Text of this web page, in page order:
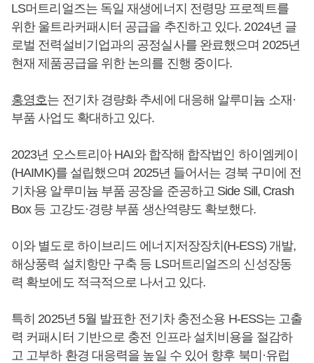
LS머트리얼즈는 독일 재생에너지 전령망 프로젝트를
위한 울트라커패시터 공급을 추진하고 있다. 2024년 글
로벌 전력설비기업과의 공정실사를 완료했으며 2025년
현재 제품공급을 위한 논의를 진행 중이다.
홍영호는 전기차 경량화 추세에 대응해 알루미늄 소재·
부품 사업도 확대하고 있다.
2023년 오스트리아 HAI와 합작해 합작법인 하이엠케이
(HAIMK)를 설립했으며 2025년 들어서는 경북 구미에 전
기차용 알루미늄 부품 공장을 준공하고 Side Sill, Crash
Box 등 고강도·경량 부품 생산역량도 확보했다.
이와 별도로 하이브리드 에너지저장장치(H-ESS) 개발,
해상풍력 설치항만 구축 등 LS머트리얼즈의 신성장동
력 확보에도 적극적으로 나서고 있다.
특히 2025년 5월 발표한 전기차 충전소용 H-ESS는 고출
력 커패시터 기반으로 충전 인프라 설치비용을 절감하
고 고부하 환경 대응력을 높일 수 있어 향후 북미·유럽